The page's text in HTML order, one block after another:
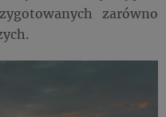
zarówno